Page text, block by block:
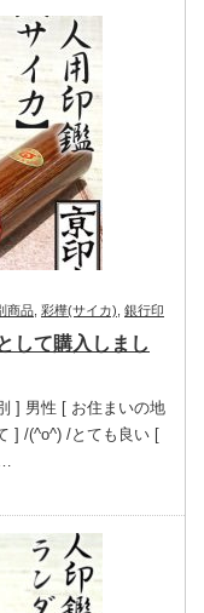
商品 彩樺(サイカ) 銀行印
て購入しまし
] 男性 [ お住まいの地
] /(^o^) /とても良い [